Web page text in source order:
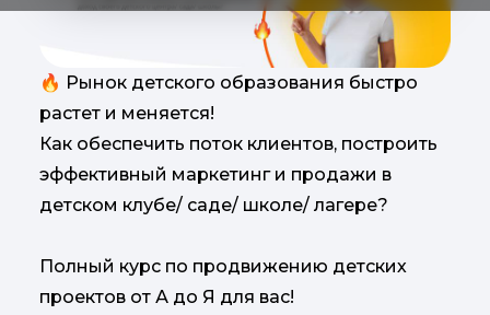
🔥 Рынок детского образования быстро
растет и меняется!
Как обеспечить поток клиентов, построить
эффективный маркетинг и продажи в
детском клубе/ саде/ школе/ лагере?
Полный курс по продвижению детских
проектов от А до Я для вас!